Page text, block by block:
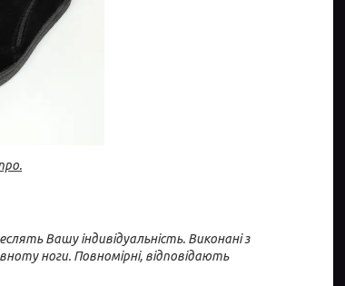
Вашу індивідуальність. Виконані з
ноги. Повномірні, відповідають